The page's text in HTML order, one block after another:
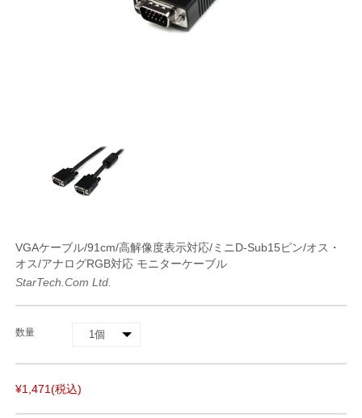
VGAケーブル/91cm/高解像度表示対応/ミニD-Sub15ピン/オス・
オス/アナログRGB対応 モニターケーブル
StarTech.com Ltd.
数量
¥1,471(税込)